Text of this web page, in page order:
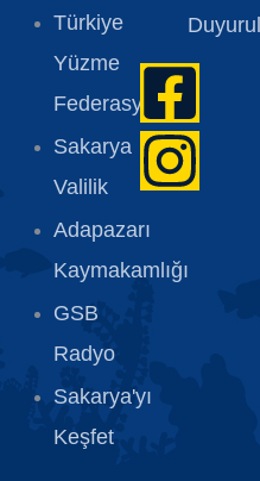
Türkiye
Yüzme
Federasyonu
Sakarya
Valilik
Adapazarı
Kaymakamlığı
GSB
Radyo
Sakarya'yı
Keşfet